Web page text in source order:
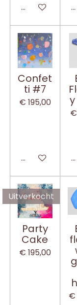
In winkelwagen
Confet
ti #7
€ 195,00
In winkelwagen
Uitverkocht
Party
Cake
€ 195,00
€